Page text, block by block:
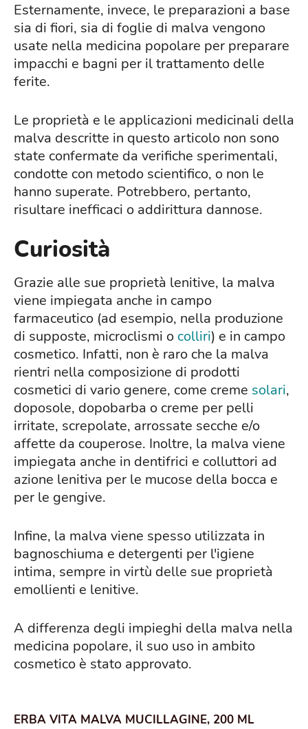
Esternamente, invece, le preparazioni a base
sia di fiori, sia di foglie di malva vengono
usate nella medicina popolare per preparare
impacchi e bagni per il trattamento delle
ferite.
Le proprietà e le applicazioni medicinali della
malva descritte in questo articolo non sono
state confermate da verifiche sperimentali,
condotte con metodo scientifico, o non le
hanno superate. Potrebbero, pertanto,
risultare inefficaci o addirittura dannose.
Curiosità
Grazie alle sue proprietà lenitive, la malva
viene impiegata anche in campo
farmaceutico (ad esempio, nella produzione
di supposte, microclismi o colliri) e in campo
cosmetico. Infatti, non è raro che la malva
rientri nella composizione di prodotti
cosmetici di vario genere, come creme solari,
doposole, dopobarba o creme per pelli
irritate, screpolate, arrossate secche e/o
affette da couperose. Inoltre, la malva viene
impiegata anche in dentifrici e colluttori ad
azione lenitiva per le mucose della bocca e
per le gengive.
Infine, la malva viene spesso utilizzata in
bagnoschiuma e detergenti per l'igiene
intima, sempre in virtù delle sue proprietà
emollienti e lenitive.
A differenza degli impieghi della malva nella
medicina popolare, il suo uso in ambito
cosmetico è stato approvato.
ERBA VITA MALVA MUCILLAGINE, 200 ML